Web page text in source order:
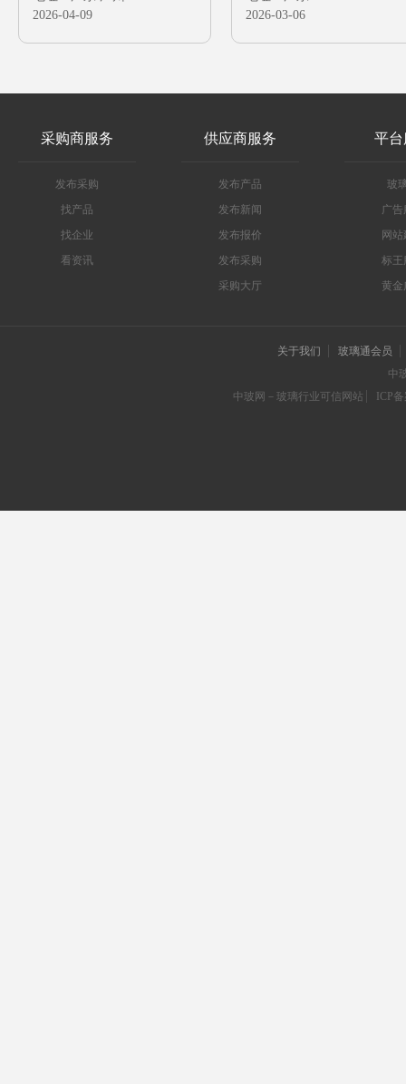
2026-04-09
2026-03-06
采购商服务
发布采购
找产品
找企业
看资讯
供应商服务
发布产品
发布新闻
发布报价
发布采购
采购大厅
平
玻
广告
网
标王
黄金
关于我们
玻璃通会员
中
中玻网－玻璃行业可信网站
ICP